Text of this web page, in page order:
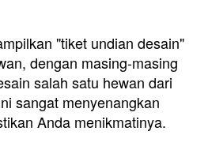
"tiket undian desain"
dengan masing-masing
salah satu hewan dari
sangat menyenangkan
Anda menikmatinya.